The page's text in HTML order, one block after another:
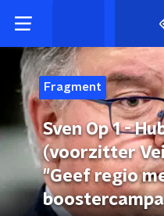
Fragment
Sven Op 1 -
(voorzitter
"Geef regio